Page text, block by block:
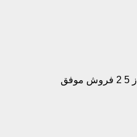
2 فروش موفق